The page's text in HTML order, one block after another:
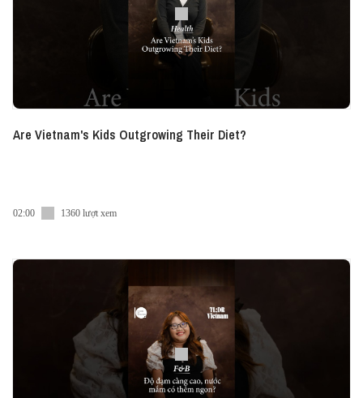
Are Vietnam's Kids Outgrowing Their Diet?
02:00 1360 lượt xem